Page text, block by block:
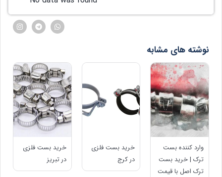
نوشته های مشابه
وارد کننده بست
ترک | خرید بست
ترک اصل با قیمت
خرید بست فلزی
در کرج
خرید بست فلزی
در تبریز